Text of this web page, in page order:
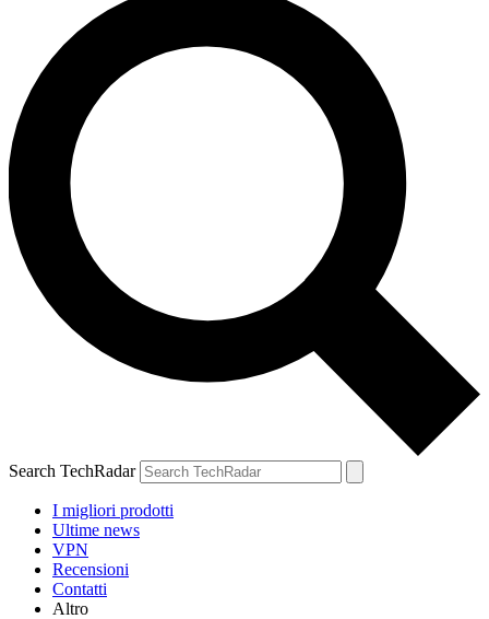
Search TechRadar
I migliori prodotti
Ultime news
VPN
Recensioni
Contatti
Altro